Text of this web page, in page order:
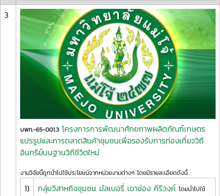
3
บพท.-65-001.3 โครงการการพัฒนาศักยภาพผลิตภัณฑ์เกษตร
แปรรูปและการตลาดสินค้าชุมชนเพื่อรองรับการท่องเที่ยววิถี
อินทรีย์บนฐานวิถีชีวิตใหม่
งานวิจัยนี้ถูกนำไปใช้ประโยชน์จากหน่วยงานต่างๆ โดยมีรายละเอียดดังนี้
1) กลุ่มวิสาหกิจชุมชน มัลเบอรี่ เขาช่อง คีรีวงค์ โดยนำไปใช้